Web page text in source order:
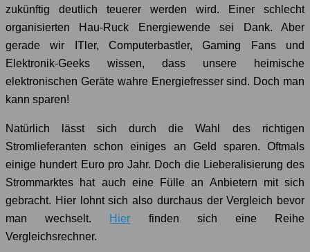
zukünftig deutlich teuerer werden wird. Einer schlecht
organisierten Hau-Ruck Energiewende sei Dank. Aber
gerade wir ITler, Computerbastler, Gaming Fans und
Elektronik-Geeks wissen, dass unsere heimische
elektronischen Geräte wahre Energiefresser sind. Doch man
kann sparen!
Natürlich lässt sich durch die Wahl des richtigen
Stromlieferanten schon einiges an Geld sparen. Oftmals
einige hundert Euro pro Jahr. Doch die Lieberalisierung des
Strommarktes hat auch eine Fülle an Anbietern mit sich
gebracht. Hier lohnt sich also durchaus der Vergleich bevor
man wechselt. Hier finden sich eine Reihe
Vergleichsrechner.